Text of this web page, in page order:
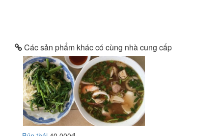
Các sản phẩm khác có cùng nhà cung cấp